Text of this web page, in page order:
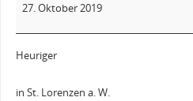
27. Oktober 2019
Heuriger
in St. Lorenzen a. W.